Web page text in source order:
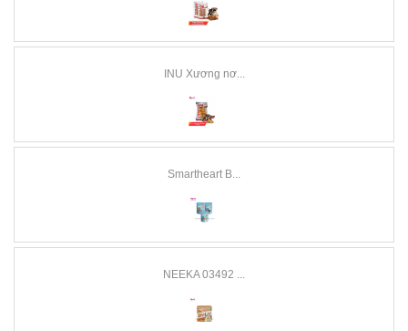
INU Xương nơ...
Smartheart B...
NEEKA 03492 ...